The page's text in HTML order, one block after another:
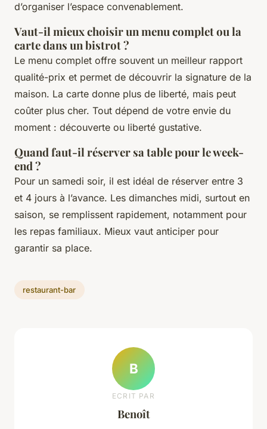
d’organiser l’espace convenablement.
Vaut-il mieux choisir un menu complet ou la
carte dans un bistrot ?
Le menu complet offre souvent un meilleur rapport
qualité-prix et permet de découvrir la signature de la
maison. La carte donne plus de liberté, mais peut
coûter plus cher. Tout dépend de votre envie du
moment : découverte ou liberté gustative.
Quand faut-il réserver sa table pour le week-
end ?
Pour un samedi soir, il est idéal de réserver entre 3
et 4 jours à l’avance. Les dimanches midi, surtout en
saison, se remplissent rapidement, notamment pour
les repas familiaux. Mieux vaut anticiper pour
garantir sa place.
restaurant-bar
B
ECRIT PAR
Benoît